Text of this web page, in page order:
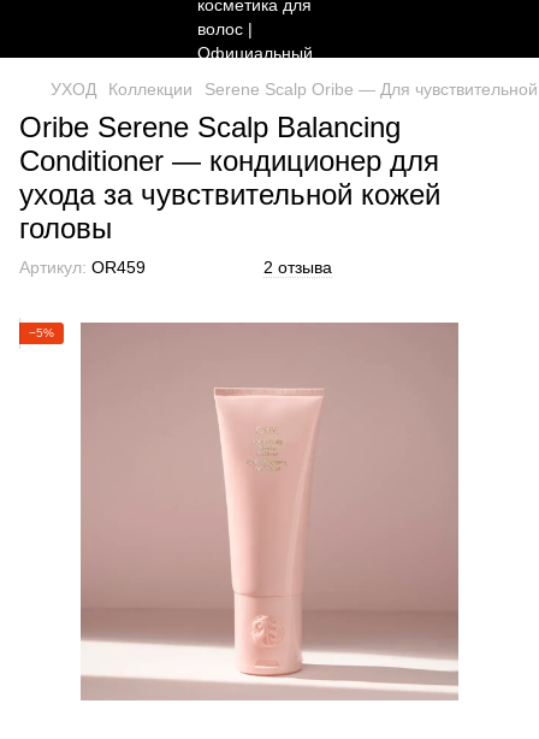
УХОД Коллекции Serene Scalp Oribe — Для
Oribe Serene Scalp Balancing
Conditioner — кондиционер для
ухода за чувствительной кожей
головы
Артикул: OR459 2 отзыва
−5%